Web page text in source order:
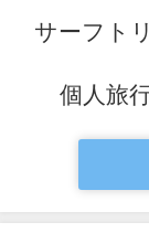
サーフト
個人旅